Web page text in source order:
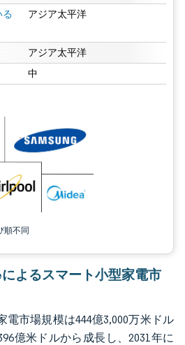
る
アジア太平洋
アジア太平洋
中
順不同
再利用にはCC BY 4.0の表示が必要です。
よるスマート小型家電市
電市場規模は444億3,000万米ドル
億米ドルから成長し、2031年に